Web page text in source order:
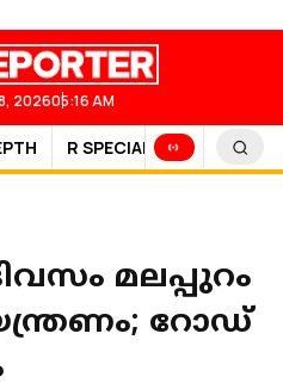
202605:16 AM
R SPECIAL SPORTS
മലപ്പുറം
റോഡ്